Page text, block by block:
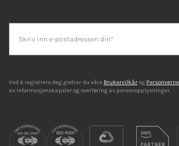
Ved å registrere deg godtar du våre Brukervilkårog
av informasjonskapsler og overføring av personopplysninger.